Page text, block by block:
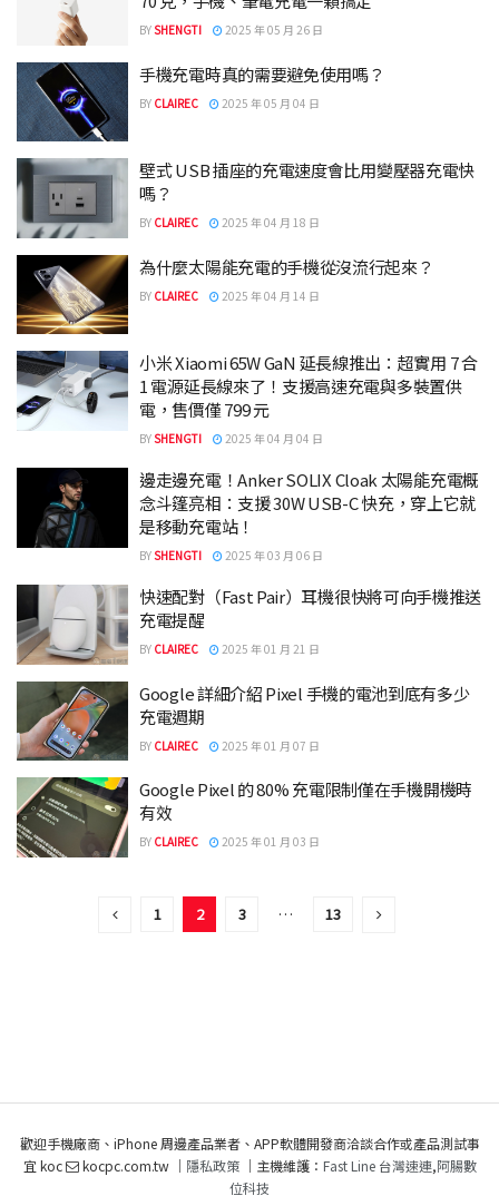
BYSHENGTI 2025 年 05 月 26 日
手機充電時真的需要避免使用嗎？
BY CLAIREC 2025 年 05 月 04 日
壁式 USB 插座的充電速度會比用變壓器充電快
嗎？
BY CLAIREC 2025 年 04 月 18 日
為什麼太陽能充電的手機從沒流行起來？
BY CLAIREC 2025 年 04 月 14 日
小米 Xiaomi 65W GaN 延長線推出：超實用 7 合
1 電源延長線來了！支援高速充電與多裝置供
電，售價僅 799 元
BYSHENGTI 2025 年 04 月 04 日
邊走邊充電！Anker SOLIX Cloak 太陽能充電概
念斗篷亮相：支援 30W USB-C 快充，穿上它就
是移動充電站！
BYSHENGTI 2025 年 03 月 06 日
快速配對（Fast Pair）耳機很快將可向手機推送
充電提醒
BY CLAIREC 2025 年 01 月 21 日
Google 詳細介紹 Pixel 手機的電池到底有多少
充電週期
BY CLAIREC 2025 年 01 月 07 日
Google Pixel 的 80% 充電限制僅在手機開機時
有效
BY CLAIREC 2025 年 01 月 03 日
1 2 3 … 13
歡迎手機廠商、iPhone 周邊產品業者、APP軟體開發商洽談合作或產品測試事
宜 koc
kocpc.com.tw ｜ 隱私政策｜主機維護： Fast Line 台灣速連,阿腸數
位科技